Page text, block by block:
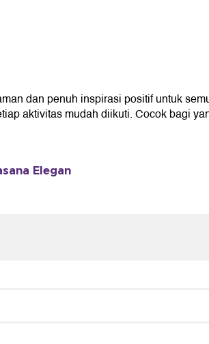
dan penuh inspirasi positif untuk
aktivitas mudah diikuti. Cocok bagi
Elegan